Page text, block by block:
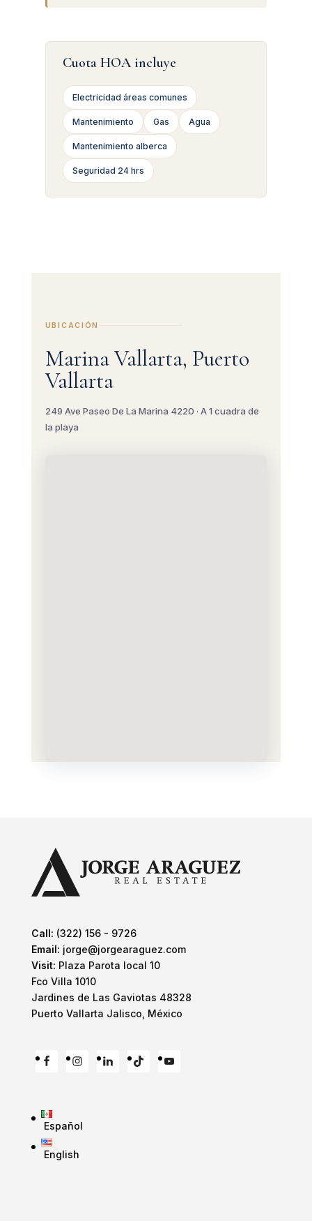
Cuota HOA incluye
Electricidad áreas comunes
Mantenimiento Gas Agua
Mantenimiento alberca
Seguridad 24 hrs
UBICACIÓN
Marina Vallarta, Puerto
Vallarta
249 Ave Paseo De La Marina 4220 · A 1 cuadra de
la playa
Call: (322) 156 - 9726
Email: jorge@jorgearaguez.com
Visit: Plaza Parota local 10
Fco Villa 1010
Jardines de Las Gaviotas 48328
Puerto Vallarta Jalisco, México
Español
English